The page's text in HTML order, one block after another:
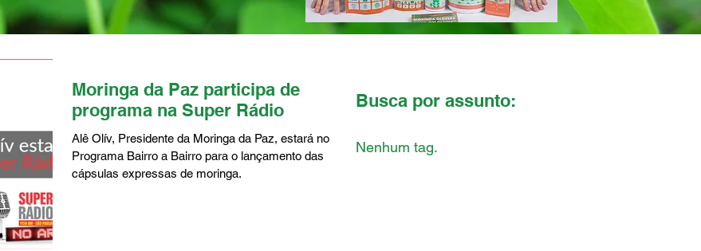
Moringa da Paz participa de
programa na Super Rádio
Alê Olív, Presidente da Moringa da Paz, estará no
Programa Bairro a Bairro para o lançamento das
cápsulas expressas de moringa.
Busca por assunto:
Nenhum tag.